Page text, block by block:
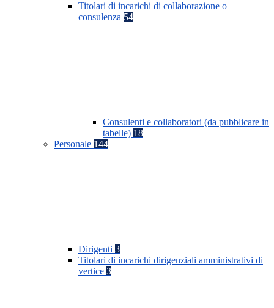
Titolari di incarichi di collaborazione o
consulenza 54
Consulenti e collaboratori (da pubblicare in
tabelle) 18
Personale 144
Dirigenti 3
Titolari di incarichi dirigenziali amministrativi di
vertice 3